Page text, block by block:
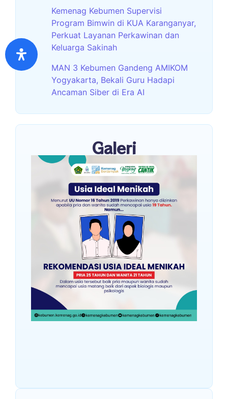
Kemenag Kebumen Supervisi
Program Bimwin di KUA Karanganyar,
Perkuat Layanan Perkawinan dan
Keluarga Sakinah
MAN 3 Kebumen Gandeng AMIKOM
Yogyakarta, Bekali Guru Hadapi
Ancaman Siber di Era AI
Galeri